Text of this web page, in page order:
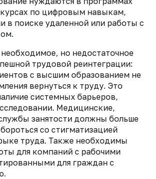
курсах по цифровым навыкам,
в поиске удаленной или работы с
но недостаточное
трудовой реинтеграции:
с высшим образованием не
вернуться к труду. Это
системных барьеров,
Медицинские,
занятости должны больше
со стигматизацией
труда. Также необходимы
для компаний с рабочими
для граждан с